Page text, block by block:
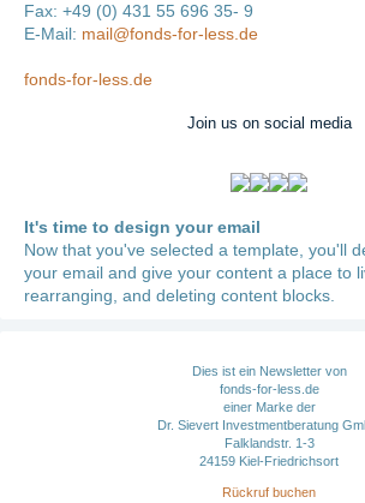
Fax: +49 (0) 431 55 696 35- 9
E-Mail: mail@fonds-for-less.de
fonds-for-less.de
Join us on social media
It's time to design your email
Now that you've selected a template, you'll
your email and give your content a place to
rearranging, and deleting content blocks.
Dies ist ein Newsletter von
fonds-for-less.de
einer Marke der
Dr. Sievert Investmentberatung
Falklandstr. 1-3
24159 Kiel-Friedrichsort
Rückruf buchen